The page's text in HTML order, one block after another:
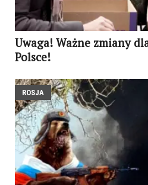
Uwaga! Ważne zmiany
Polsce!
ROSJA